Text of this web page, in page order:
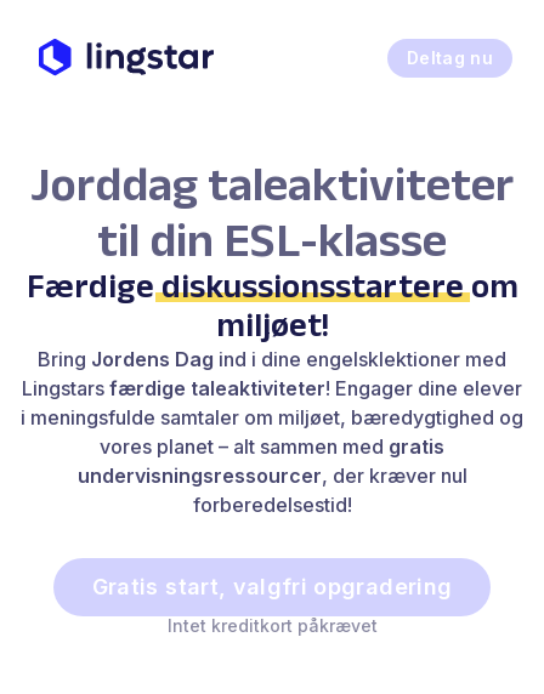
Deltag nu
Jorddag taleaktiviteter
til din ESL-klasse
Færdigediskussionsstartereom
miljøet!
Bring Jordens Dag ind i dine engelsklektioner med
Lingstars færdige taleaktiviteter! Engager dine elever
i meningsfulde samtaler om miljøet, bæredygtighed og
vores planet – alt sammen med gratis
undervisningsressourcer, der kræver nul
forberedelsestid!
Gratis start, valgfri opgradering
Intet kreditkort påkrævet